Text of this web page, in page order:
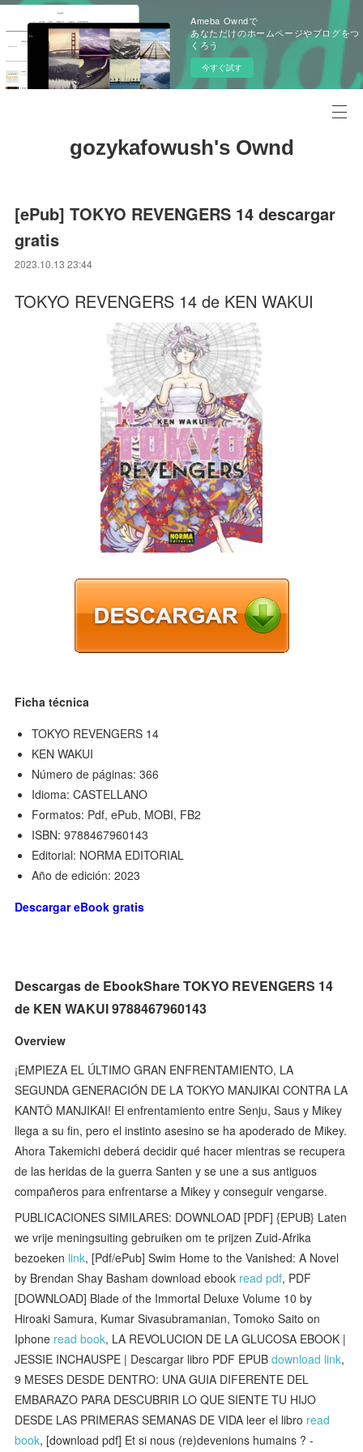
Ameba Owndで
あなただけのホームページやブログをつ
くろう
今すぐ試す
gozykafowush's Ownd
[ePub] TOKYO REVENGERS 14 descargar
gratis
2023.10.13 23:44
TOKYO REVENGERS 14 de KEN WAKUI
Ficha técnica
TOKYO REVENGERS 14
KEN WAKUI
Número de páginas: 366
Idioma: CASTELLANO
Formatos: Pdf, ePub, MOBI, FB2
ISBN: 9788467960143
Editorial: NORMA EDITORIAL
Año de edición: 2023
Descargar eBook gratis
Descargas de EbookShare TOKYO REVENGERS 14
de KEN WAKUI 9788467960143
Overview
¡EMPIEZA EL ÚLTIMO GRAN ENFRENTAMIENTO, LA
SEGUNDA GENERACIÓN DE LA TOKYO MANJIKAI CONTRA LA
KANTÔ MANJIKAI! El enfrentamiento entre Senju, Saus y Mikey
llega a su fin, pero el instinto asesino se ha apoderado de Mikey.
Ahora Takemichi deberá decidir qué hacer mientras se recupera
de las heridas de la guerra Santen y se une a sus antiguos
compañeros para enfrentarse a Mikey y conseguir vengarse.
PUBLICACIONES SIMILARES: DOWNLOAD [PDF] {EPUB} Laten
we vrije meningsuiting gebruiken om te prijzen Zuid-Afrika
bezoeken link, [Pdf/ePub] Swim Home to the Vanished: A Novel
by Brendan Shay Basham download ebook read pdf, PDF
[DOWNLOAD] Blade of the Immortal Deluxe Volume 10 by
Hiroaki Samura, Kumar Sivasubramanian, Tomoko Saito on
Iphone read book, LA REVOLUCION DE LA GLUCOSA EBOOK |
JESSIE INCHAUSPE | Descargar libro PDF EPUBdownload link,
9 MESES DESDE DENTRO: UNA GUIA DIFERENTE DEL
EMBARAZO PARA DESCUBRIR LO QUE SIENTE TU HIJO
DESDE LAS PRIMERAS SEMANAS DE VIDA leer el libro read
book, [download pdf] Et si nous (re)devenions humains ? -